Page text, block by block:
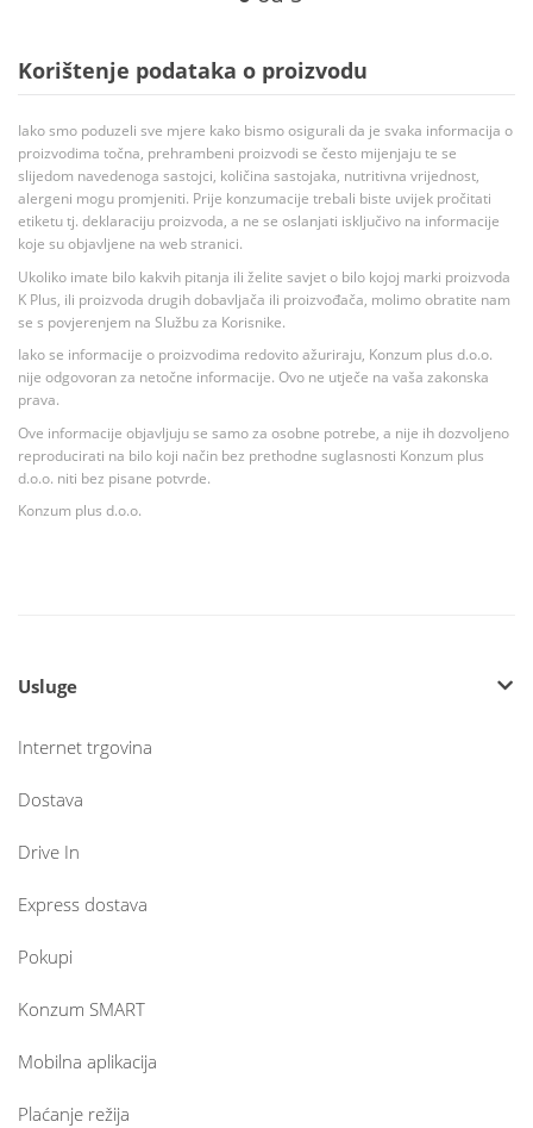
Korištenje podataka o proizvodu
Iako smo poduzeli sve mjere kako bismo osigurali da je svaka informacija o
proizvodima točna, prehrambeni proizvodi se često mijenjaju te se
slijedom navedenoga sastojci, količina sastojaka, nutritivna vrijednost,
alergeni mogu promjeniti. Prije konzumacije trebali biste uvijek pročitati
etiketu tj. deklaraciju proizvoda, a ne se oslanjati isključivo na informacije
koje su objavljene na web stranici.
Ukoliko imate bilo kakvih pitanja ili želite savjet o bilo kojoj marki proizvoda
K Plus, ili proizvoda drugih dobavljača ili proizvođača, molimo obratite nam
se s povjerenjem na Službu za Korisnike.
Iako se informacije o proizvodima redovito ažuriraju, Konzum plus d.o.o.
nije odgovoran za netočne informacije. Ovo ne utječe na vaša zakonska
prava.
Ove informacije objavljuju se samo za osobne potrebe, a nije ih dozvoljeno
reproducirati na bilo koji način bez prethodne suglasnosti Konzum plus
d.o.o. niti bez pisane potvrde.
Konzum plus d.o.o.
Usluge
Internet trgovina
Dostava
Drive In
Express dostava
Pokupi
Konzum SMART
Mobilna aplikacija
Plaćanje režija